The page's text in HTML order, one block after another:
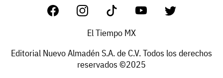
El Tiempo MX
Editorial Nuevo Almadén S.A. de C.V. Todos los derechos
reservados ©2025